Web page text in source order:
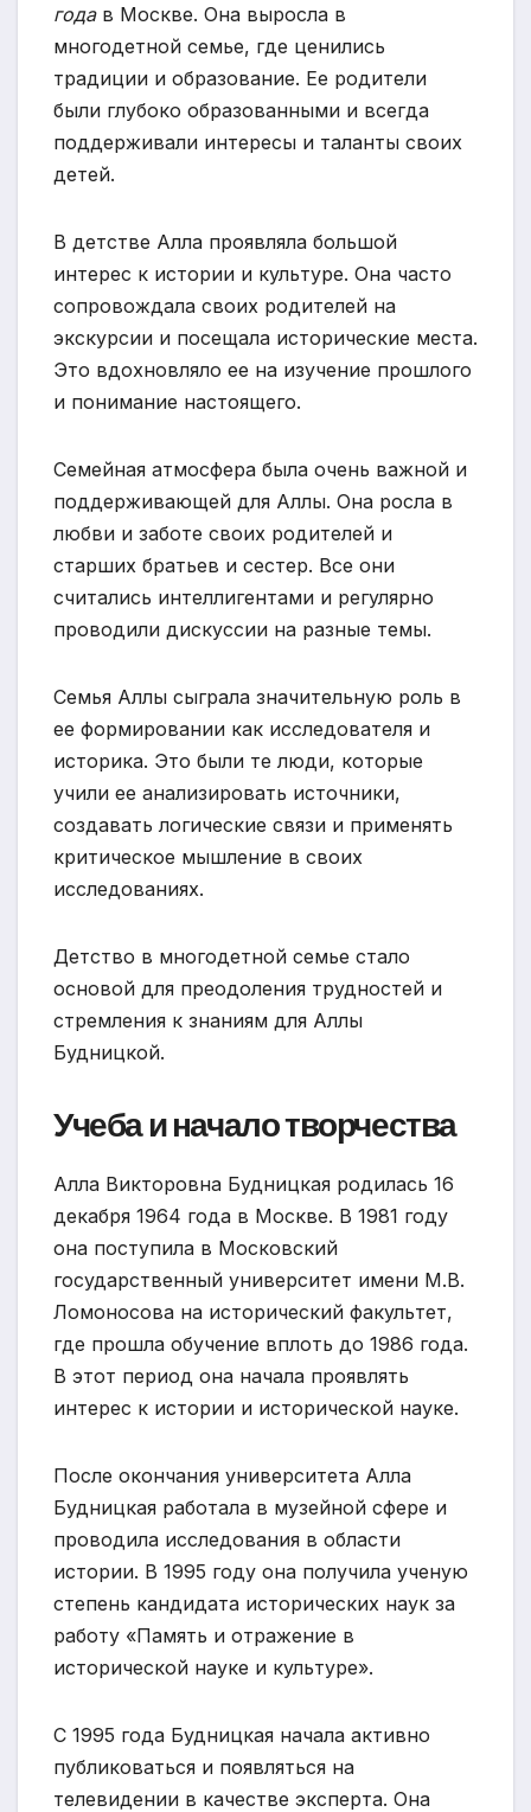
годав Москве. Она выросла в
многодетной семье, где ценились
традиции и образование. Ее родители
были глубоко образованными и всегда
поддерживали интересы и таланты своих
детей.
В детстве Алла проявляла большой
интерес к истории и культуре. Она часто
сопровождала своих родителей на
экскурсии и посещала исторические места.
Это вдохновляло ее на изучение прошлого
и понимание настоящего.
Семейная атмосфера была очень важной и
поддерживающей для Аллы. Она росла в
любви и заботе своих родителей и
старших братьев и сестер. Все они
считались интеллигентами и регулярно
проводили дискуссии на разные темы.
Семья Аллы сыграла значительную роль в
ее формировании как исследователя и
историка. Это были те люди, которые
учили ее анализировать источники,
создавать логические связи и применять
критическое мышление в своих
исследованиях.
Детство в многодетной семье стало
основой для преодоления трудностей и
стремления к знаниям для Аллы
Будницкой.
Учеба и начало творчества
Алла Викторовна Будницкая родилась 16
декабря 1964 года в Москве. В 1981 году
она поступила в Московский
государственный университет имени М.В.
Ломоносова на исторический факультет,
где прошла обучение вплоть до 1986 года.
В этот период она начала проявлять
интерес к истории и исторической науке.
После окончания университета Алла
Будницкая работала в музейной сфере и
проводила исследования в области
истории. В 1995 году она получила ученую
степень кандидата исторических наук за
работу «Память и отражение в
исторической науке и культуре».
С 1995 года Будницкая начала активно
публиковаться и появляться на
телевидении в качестве эксперта. Она